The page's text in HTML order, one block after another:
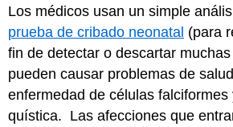
Los médicos usan un simple
prueba de cribado neonatal (para
fin de detectar o descartar
pueden causar problemas de
enfermedad de células falciformes
quística. Las afecciones que